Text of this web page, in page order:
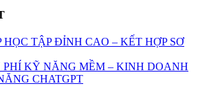
HỌC TẬP ĐỈNH CAO – KẾT HỢP SƠ
KỸ NĂNG MỀM – KINH DOANH
CHATGPT